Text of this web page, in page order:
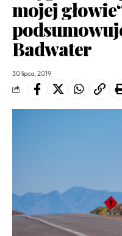
mojej
Badwater
30 lipca, 2019